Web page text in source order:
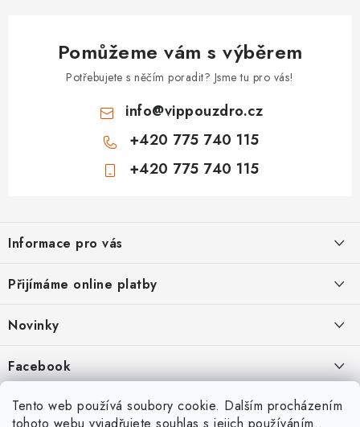
Tento web používá soubory cookie. Dalším procházením
Pomůžeme vám s výběrem
Potřebujete s něčím poradit? Jsme tu pro vás!
info@vippouzdro.cz
+420 775 740 115
+420 775 740 115
p
a
Informace pro vás
Jak nakupovat
Ochrana osobních údajů
Hodnocení obchodu
Doprava a platba
Přijímáme online platby
Novinky
Kryty, pouzdra, obaly na mobil Apple iPhone.
11.9.2022
Nová skla pro vaši ochranu
Facebook
Heureka Recenze obchodu